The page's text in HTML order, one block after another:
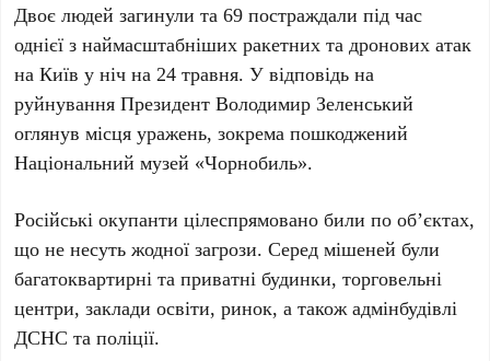
Двоє людей загинули та69 постраждали під час
однієї з наймасштабніших ракетних та дронових атак
на Київ у ніч на24 травня. У відповідь на
руйнування ПрезидентВолодимир Зеленський
оглянув місця уражень, зокрема пошкоджений
Національний музей «Чорнобиль».
Російські окупанти цілеспрямовано били по об’єктах,
що не несуть жодної загрози. Серед мішеней були
багатоквартирні та приватні будинки,торговельні
центри,заклади освіти,ринок, а такожадмінбудівлі
ДСНС та поліції.